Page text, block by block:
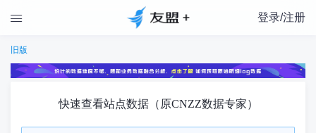
 登录/注册
旧版
快速查看站点数据（原CNZZ数据专家）